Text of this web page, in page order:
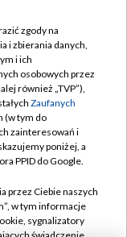
zgody na
i zbierania danych,
i ich
osobowych przez
również „TVP”),
Zaufanych
(w tym do
zainteresowań i
poniżej, a
PPID do Google.
przez Ciebie naszych
w tym informacje
sygnalizatory